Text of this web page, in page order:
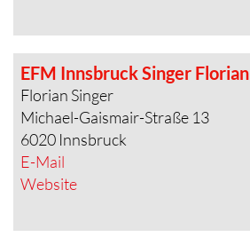
EFM Innsbruck Singer Florian
Florian Singer
Michael-Gaismair-Straße 13
6020 Innsbruck
E-Mail
Website